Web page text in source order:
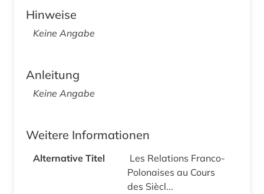
Hinweise
Keine Angabe
Anleitung
Keine Angabe
Weitere Informationen
Alternative Titel
Les Relations Franco-
Polonaises au Cours
des Siècl...